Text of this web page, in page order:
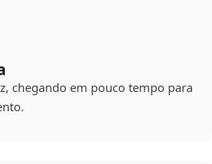
chegando em pouco tempo para